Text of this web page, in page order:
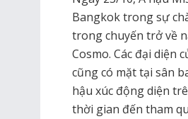
Bangkok trong sự
trong chuyến trở về
Cosmo. Các đại diện
cũng có mặt tại sân
hậu xúc động diện
thời gian đến tham